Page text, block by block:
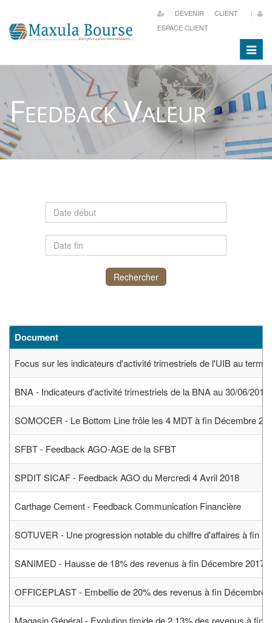
contenu
DEVENIR CLIENT
ESPACE CLIENT
Toggle
Feedback Valeur
Rechercher
Document
Focus sur les indicateurs d'activité trimestriels de l'UIB au
BNA - Indicateurs d'activité trimestriels de la BNA au 30/06/2018
SOMOCER - Le Bottom Line frôle les 4 MDT à fin Décembre
SFBT - Feedback AGO-AGE de la SFBT
SPDIT SICAF - Feedback AGO du Mercredi 4 Avril 2018
Carthage Cement - Feedback Communication Financière
SOTUVER - Une progression notable du chiffre d'affaires à fin
SANIMED - Hausse de 18% des revenus à fin Décembre 2017
OFFICEPLAST - Embellie de 20% des revenus à fin Décembre
Magasin Général - Evolution timide de 2,13% des revenus à fin